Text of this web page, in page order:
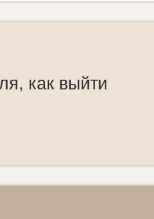
как выйти